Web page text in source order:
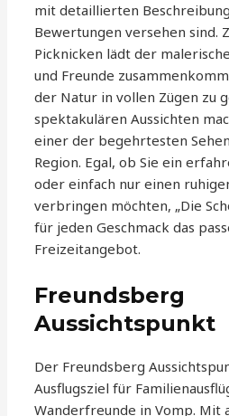
mit detaillierten
Bewertungen versehen sind.
Picknicken lädt der
und Freunde
der Natur in vollen Zügen zu
spektakulären Aussichten
einer der begehrtesten
Region. Egal, ob Sie ein
oder einfach nur einen
verbringen möchten, „Die
für jeden Geschmack das
Freizeitangebot.
Freundsberg
Aussichtspunkt
Der Freundsberg
Ausflugsziel für
Wanderfreunde in Vomp. Mit